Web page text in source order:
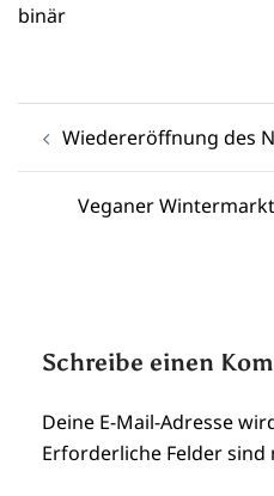
binär
Beitragsnavigation
Wiedereröffnung des
Veganer
Schreibe einen
Deine E-Mail-Adresse
Erforderliche Felder sind